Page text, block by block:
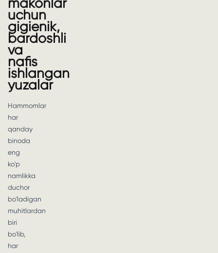
uchun
gigienik,
bardoshli
va
nafis
ishlangan
yuzalar
Hammomlar
har
qanday
binoda
eng
ko'p
namlikka
duchor
bo'ladigan
muhitlardan
biri
bo'lib,
har